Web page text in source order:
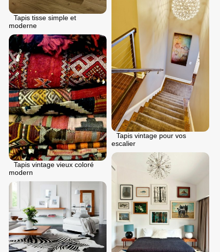
Tapis tisse simple et
moderne
Tapis vintage pour vos
escalier
Tapis vintage vieux coloré
modern